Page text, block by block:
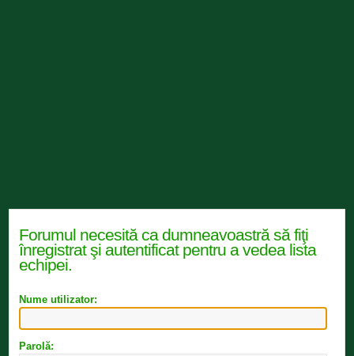
Forumul necesită ca dumneavoastră să fiţi
înregistrat şi autentificat pentru a vedea lista
echipei.
Nume utilizator:
Parolă: